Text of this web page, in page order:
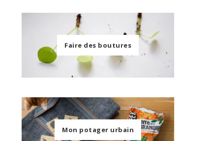
Faire des boutures
Mon potager urbain